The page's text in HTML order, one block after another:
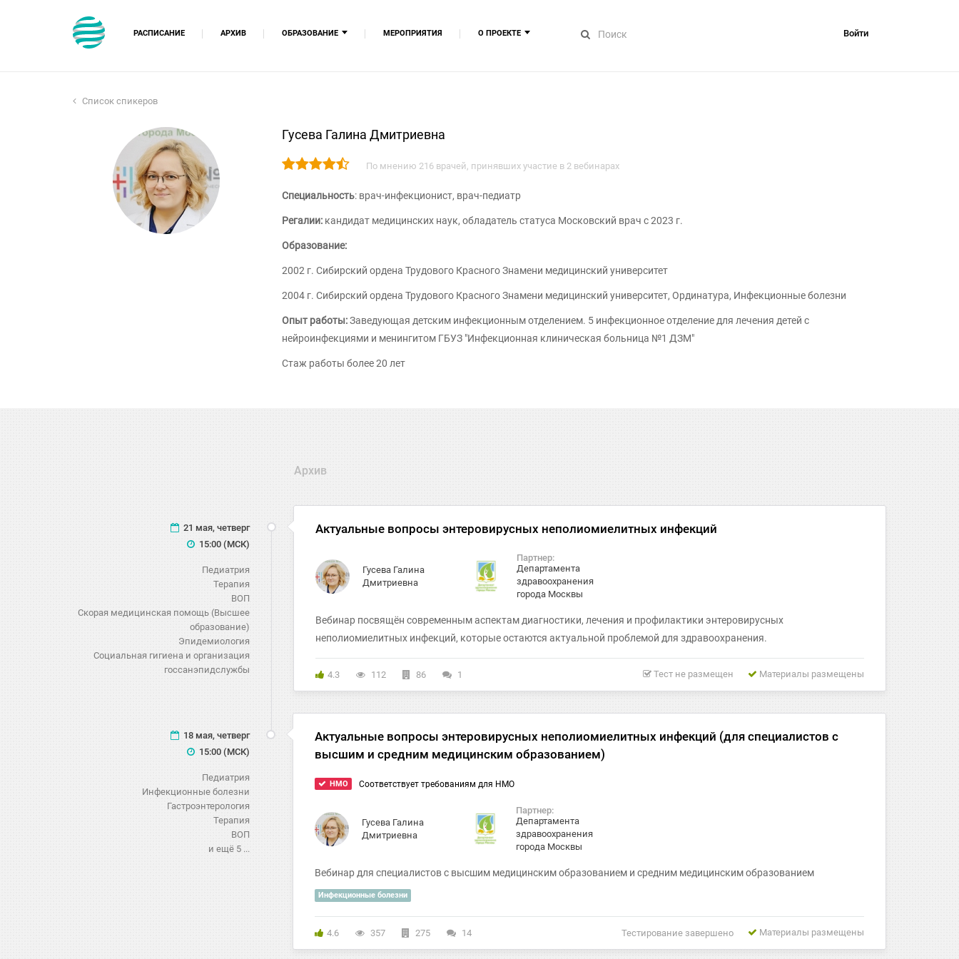
РАСПИСАНИЕ АРХИВ ОБРАЗОВАНИЕ МЕРОПРИЯТИЯ О ПРОЕКТЕ
Вакансии
Войти
Список спикеров
Гусева Галина Дмитриевна
По мнению 216 врачей, принявших участие в 2 вебинарах
Специальность: врач-инфекционист, врач-педиатр
Регалии: кандидат медицинских наук, обладатель статуса Московский врач с 2023 г.
Образование:
2002 г. Сибирский ордена Трудового Красного Знамени медицинский университет
2004 г. Сибирский ордена Трудового Красного Знамени медицинский университет, Ординатура, Инфекционные болезни
Опыт работы:Заведующая детским инфекционным отделением. 5 инфекционное отделение для лечения детей с
нейроинфекциями и менингитом ГБУЗ "Инфекционная клиническая больница №1 ДЗМ"
Стаж работы более 20 лет
Архив
21 мая, четверг
15:00 (МСК)
Педиатрия
Терапия
ВОП
Скорая медицинская помощь (Высшее
образование)
Эпидемиология
Социальная гигиена и организация
госсанэпидслужбы
Актуальные вопросы энтеровирусных неполиомиелитных инфекций
Гусева Галина
Дмитриевна
Партнер:
Департамента
здравоохранения
города Москвы
​Вебинар посвящён современным аспектам диагностики, лечения и профилактики энтеровирусных
неполиомиелитных инфекций, которые остаются актуальной проблемой для здравоохранения.
4.3 112 86 1 Тест не размещен Материалы размещены
18 мая, четверг
15:00 (МСК)
Педиатрия
Инфекционные болезни
Гастроэнтерология
Терапия
ВОП
и ещё 5 ...
Актуальные вопросы энтеровирусных неполиомиелитных инфекций (для специалистов с
высшим и средним медицинским образованием)
HMO Соответствует требованиям для НМО
Гусева Галина
Дмитриевна
Партнер:
Департамента
здравоохранения
города Москвы
Вебинар для специалистов с высшим медицинским образованием и средним медицинским образованием
Инфекционные болезни
4.6 357 275 14 Тестирование завершено Материалы размещены